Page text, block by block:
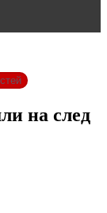
на след